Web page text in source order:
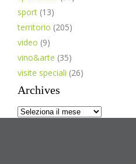
sport (13)
territorio (205)
video (9)
vino&arte (35)
visite speciali (26)
Archives
Archives